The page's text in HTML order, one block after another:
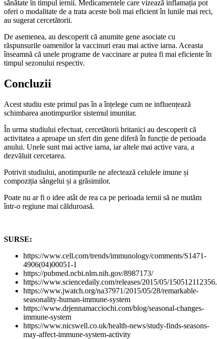
sănătate în timpul iernii. Medicamentele care vizează inflamația pot
oferi o modalitate de a trata aceste boli mai eficient în lunile mai reci,
au sugerat cercetătorii.
De asemenea, au descoperit că anumite gene asociate cu
răspunsurile oamenilor la vaccinuri erau mai active iarna. Aceasta
înseamnă că unele programe de vaccinare ar putea fi mai eficiente în
timpul sezonului respectiv.
Concluzii
Acest studiu este primul pas în a înțelege cum ne influențează
schimbarea anotimpurilor sistemul imunitar.
În urma studiului efectuat, cercetătorii britanici au descoperit că
activitatea a aproape un sfert din gene diferă în funcție de perioada
anului. Unele sunt mai active iarna, iar altele mai active vara, a
dezvăluit cercetarea.
Potrivit studiului, anotimpurile ne afectează celulele imune și
compoziția sângelui și a grăsimilor.
Poate nu ar fi o idee atât de rea ca pe perioada iernii să ne mutăm
într-o regiune mai călduroasă.
SURSE:
https://www.cell.com/trends/immunology/comments/S1471-
4906(04)00051-1
https://pubmed.ncbi.nlm.nih.gov/8987173/
https://www.sciencedaily.com/releases/2015/05/
https://www.jwatch.org/na37971/2015/05/28/remarkable-
seasonality-human-immune-system
https://www.drjennamacciochi.com/blog/seasonal-changes-
immune-system
https://www.nicswell.co.uk/health-news/study-finds-seasons-
may-affect-immune-system-activity